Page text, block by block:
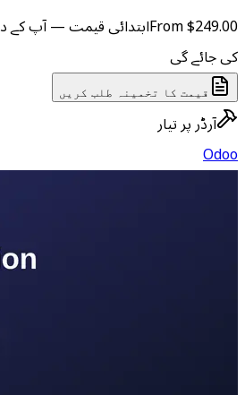
آپ کے دائرۂ کار کے مطابق مقرر